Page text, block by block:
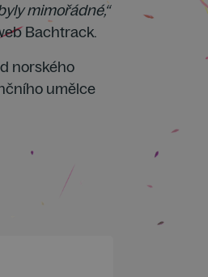
mimořádné,“
Bachtrack.
norského
umělce